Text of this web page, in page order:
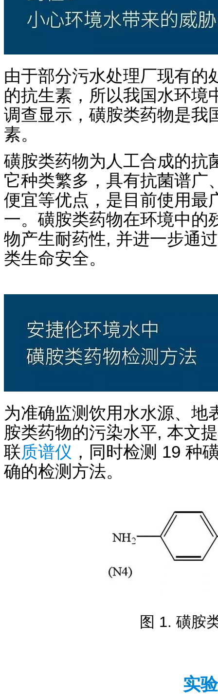
由于部分污水处理厂现有的
的抗生素，所以我国水环境
调查显示，磺胺类药物是我
素。
磺胺类药物为人工合成的抗
它种类繁多，具有抗菌谱广
便宜等优点，是目前使用最
一。磺胺类药物在环境中的
物产生耐药性, 并进一步通
类生命安全。
为准确监测饮用水水源、地
胺类药物的污染水平, 本文
联质谱仪 ，同时检测 19 种
确的检测方法。
图 1. 磺胺
实